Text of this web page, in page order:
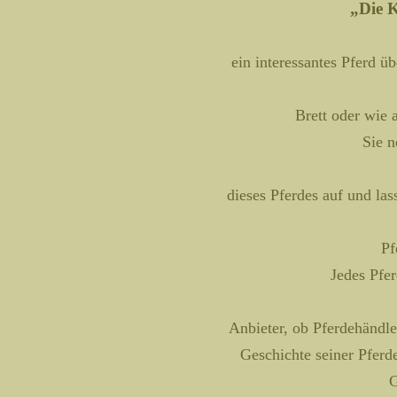
„Die
ein interessantes Pferd
Brett oder wie
Sie
dieses Pferdes auf und
Jedes
Anbieter, ob
Geschichte seiner